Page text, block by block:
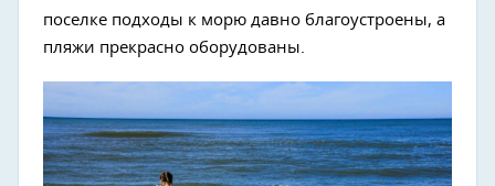
поселке подходы к морю давно благоустроены, а
пляжи прекрасно оборудованы.